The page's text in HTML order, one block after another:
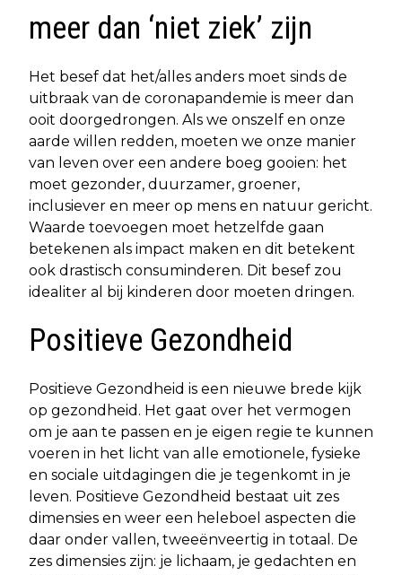
meer dan ‘niet ziek’ zijn
Het besef dat het/alles anders moet sinds de
uitbraak van de coronapandemie is meer dan
ooit doorgedrongen. Als we onszelf en onze
aarde willen redden, moeten we onze manier
van leven over een andere boeg gooien: het
moet gezonder, duurzamer, groener,
inclusiever en meer op mens en natuur gericht.
Waarde toevoegen moet hetzelfde gaan
betekenen als impact maken en dit betekent
ook drastisch consuminderen. Dit besef zou
idealiter al bij kinderen door moeten dringen.
Positieve Gezondheid
Positieve Gezondheid is een nieuwe brede kijk
op gezondheid. Het gaat over het vermogen
om je aan te passen en je eigen regie te kunnen
voeren in het licht van alle emotionele, fysieke
en sociale uitdagingen die je tegenkomt in je
leven. Positieve Gezondheid bestaat uit zes
dimensies en weer een heleboel aspecten die
daar onder vallen, tweeënveertig in totaal. De
zes dimensies zijn: je lichaam, je gedachten en